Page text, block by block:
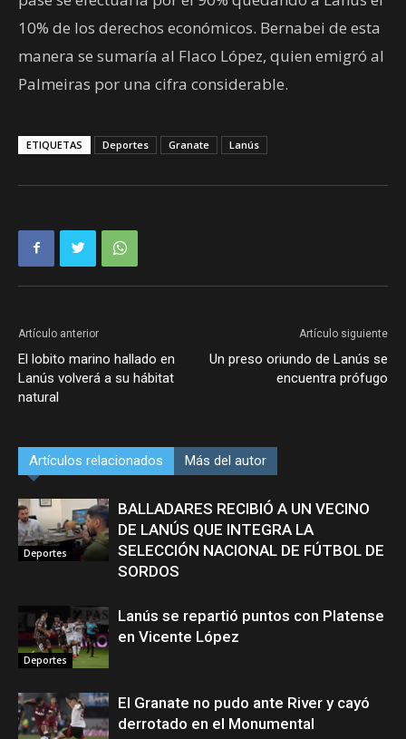
10% de los derechos económicos. Bernabei de esta
manera se sumaría al Flaco López, quien emigró al
Palmeiras por una cifra considerable.
ETIQUETAS Deportes Granate Lanús
Artículo anterior
El lobito marino hallado en
Lanús volverá a su hábitat
natural
Artículo siguiente
Un preso oriundo de Lanús se
encuentra prófugo
Artículos relacionados Más del autor
Deportes
BALLADARES RECIBIÓ A UN VECINO
DE LANÚS QUE INTEGRA LA
SELECCIÓN NACIONAL DE FÚTBOL DE
SORDOS
Deportes
Lanús se repartió puntos con Platense
en Vicente López
El Granate no pudo ante River y cayó
derrotado en el Monumental